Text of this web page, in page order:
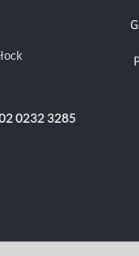
0232 3285